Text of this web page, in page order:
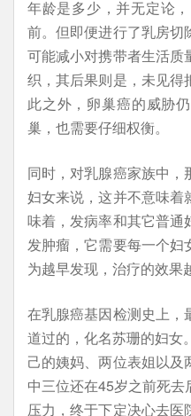
年龄是多少，并无定论
前。但即便进行了乳房切
可能减小对携带者生活质
织，其后果则是，未见得
此之外，卵巢癌的威胁
巢，也需要仔细权衡。
同时，对乳腺癌家族中，
妇女来说，这并不意味着
味着，发病率和其它普通
发肿瘤，它需要每一个妇
为越早发现，治疗的效果
在乳腺癌基因检测史上，
道过的，化名苏珊的妇女
己的姨妈、两位表姐以
中三位还在45岁之前死
压力，终于下定决心去医